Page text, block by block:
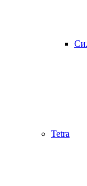
Tetra